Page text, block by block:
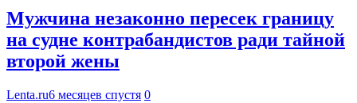
Мужчина незаконно пересек границу
на судне контрабандистов ради тайной
второй жены
Lenta.ru6 месяцев спустя 0